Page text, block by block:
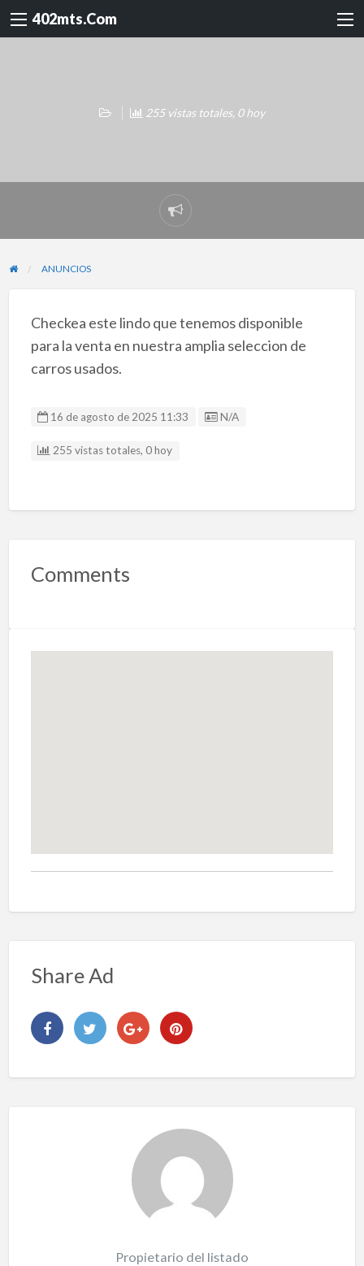
402mts.Com
255 vistas totales, 0 hoy
Reportar
problema
ANUNCIOS
Checkea este lindo que tenemos disponible
para la venta en nuestra amplia seleccion de
carros usados.
16 de agosto de 2025 11:33 Listing ID
N/A
255 vistas totales, 0 hoy
Comments
Share Ad
Propietario del listado